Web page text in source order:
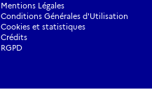
Mentions Légales
Conditions Générales d'Utilisation
Cookies et statistiques
Crédits
RGPD